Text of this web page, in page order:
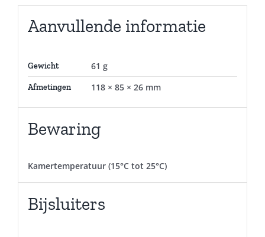
Aanvullende informatie
Gewicht 61 g
Afmetingen 118 × 85 × 26 mm
Bewaring
Kamertemperatuur (15°C tot 25°C)
Bijsluiters